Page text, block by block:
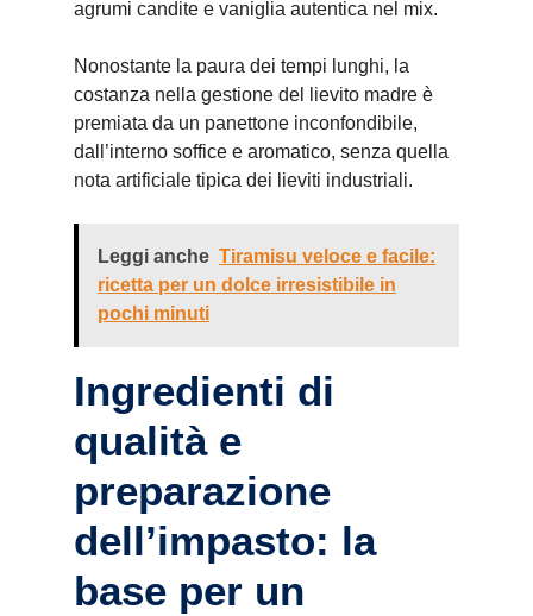
agrumi candite e vaniglia autentica nel mix.
Nonostante la paura dei tempi lunghi, la
costanza nella gestione del lievito madre è
premiata da un panettone inconfondibile,
dall’interno soffice e aromatico, senza quella
nota artificiale tipica dei lieviti industriali.
Leggi anche Tiramisu veloce e facile:
ricetta per un dolce irresistibile in
pochi minuti
Ingredienti di
qualità e
preparazione
dell’impasto: la
base per un